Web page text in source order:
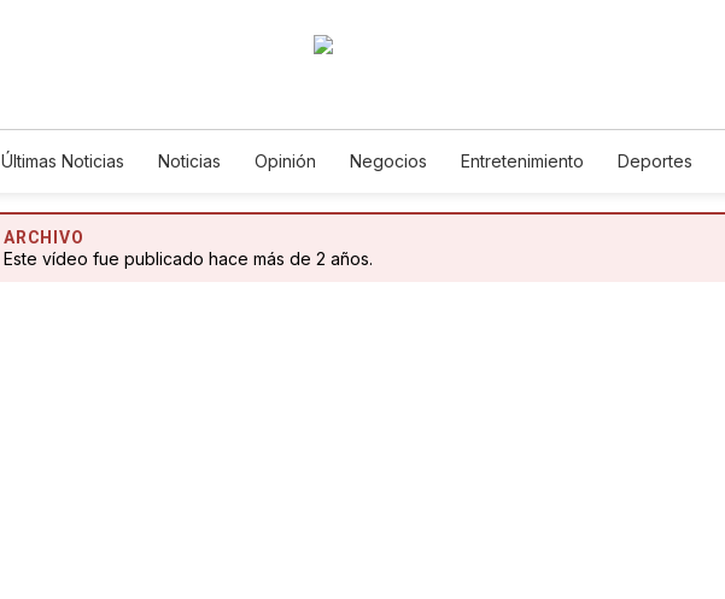
Últimas Noticias Noticias Opinión Negocios Entretenimiento Deportes
ARCHIVO
Este vídeo fue publicado hace más de 2 años.